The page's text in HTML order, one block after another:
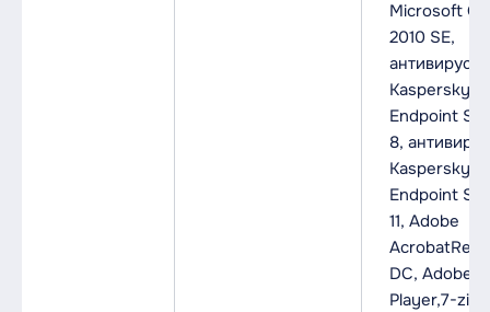
Microsoft
2010 SE,
антивирус
Kaspersky
Endpoint
8, антивирус
Kaspersky
Endpoint
11, Adobe
DC, Adobe
Player,7-zip,